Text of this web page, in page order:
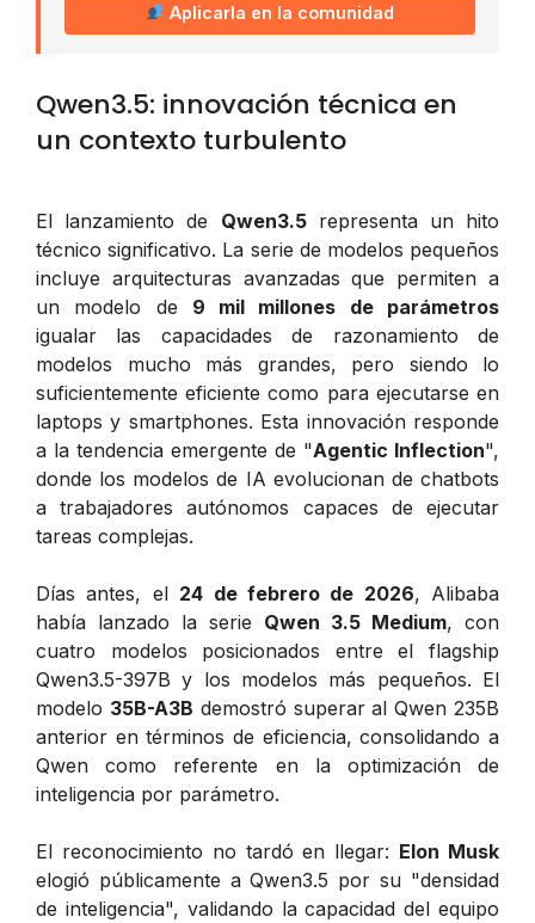
Aplicarla en la comunidad
Qwen3.5: innovación técnica en
un contexto turbulento
El lanzamiento de Qwen3.5representa un hito
técnico significativo. La serie de modelos pequeños
incluye arquitecturas avanzadas que permiten a
un modelo de 9 mil millones de parámetros
igualar las capacidades de razonamiento de
modelos mucho más grandes, pero siendo lo
suficientemente eficiente como para ejecutarse en
laptops y smartphones. Esta innovación responde
a la tendencia emergente de "Agentic Inflection",
donde los modelos de IA evolucionan de chatbots
a trabajadores autónomos capaces de ejecutar
tareas complejas.
Días antes, el 24 de febrero de 2026, Alibaba
había lanzado la serie Qwen 3.5 Medium, con
cuatro modelos posicionados entre el flagship
Qwen3.5-397B y los modelos más pequeños. El
modelo 35B-A3B demostró superar al Qwen 235B
anterior en términos de eficiencia, consolidando a
Qwen como referente en la optimización de
inteligencia por parámetro.
El reconocimiento no tardó en llegar: Elon Musk
elogió públicamente a Qwen3.5 por su "densidad
de inteligencia", validando la capacidad del equipo